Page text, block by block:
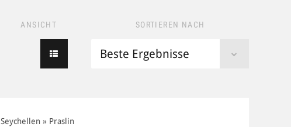
SORTIEREN NACH
ANSICHT
Seychellen » Praslin